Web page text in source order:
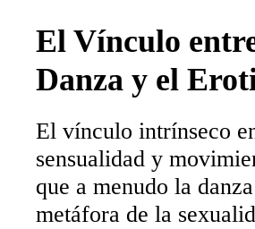
El Vínculo
Danza y el
El vínculo intrínseco
sensualidad y
que a menudo la
metáfora de la